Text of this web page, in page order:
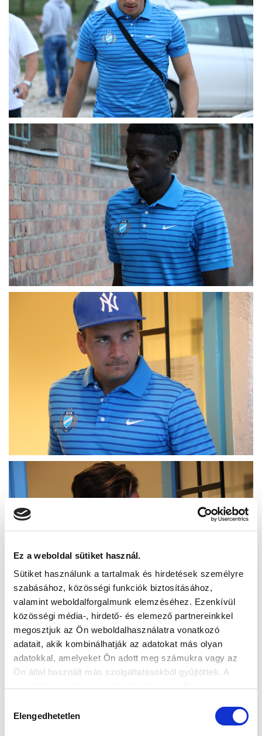
Ez a weboldal sütiket használ.
Sütiket használunk a tartalmak és hirdetések személyre
szabásához, közösségi funkciók biztosításához,
valamint weboldalforgalmunk elemzéséhez. Ezenkívül
közösségi média-, hirdető- és elemező partnereinkkel
megosztjuk az Ön weboldalhasználatra vonatkozó
adatait, akik kombinálhatják az adatokat más olyan
adatokkal, amelyeket Ön adott meg számukra vagy az
Ön által használt más szolgáltatásokból gyűjtöttek. A
kiválasztása
Elengedhetetlen